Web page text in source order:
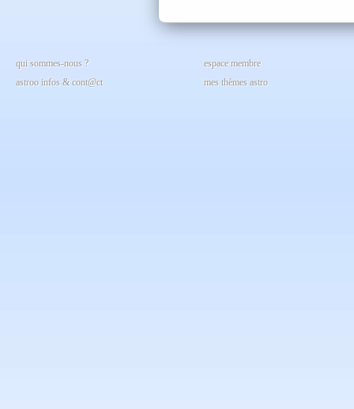
qui sommes-nous ?
astroo infos & cont@ct
espace membre
mes thèmes astro